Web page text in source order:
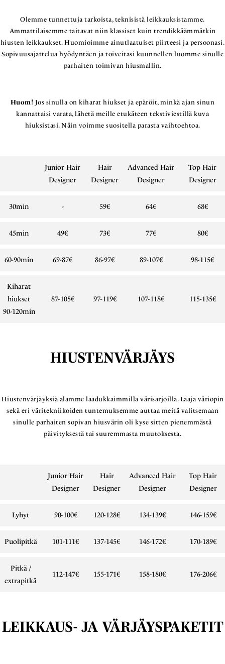
Olemme tunnettuja tarkoista, teknisistä leikkauksistamme.
Ammattilaisemme taitavat niin klassiset kuin trendikkäämmätkin
hiusten leikkaukset. Huomioimme ainutlaatuiset piirteesi ja persoonasi.
Sopivuusajattelua hyödyntäen ja toiveitasi kuunnellen luomme sinulle
parhaiten toimivan hiusmallin.
Huom! Jos sinulla on kiharat hiukset ja epäröit, minkä ajan sinun
kannattaisi varata, lähetä meille etukäteen tekstiviestillä kuva
hiuksistasi. Näin voimme suositella parasta vaihtoehtoa.
Junior Hair
Designer
Hair
Designer
Advanced Hair
Designer
Top Hair
Designer
30min - 59€ 64€ 68€
45min 49€ 73€ 77€ 80€
60-90min 69-87€ 86-97€ 89-107€ 98-115€
Kiharat
hiukset
90-120min
87-105€ 97-119€ 107-118€ 115-135€
HIUSTENVÄRJÄYS
Hiustenvärjäyksiä alamme laadukkaimmilla värisarjoilla. Laaja väriopin
sekä eri väritekniikoiden tuntemuksemme auttaa meitä valitsemaan
sinulle parhaiten sopivan hiusvärin oli kyse sitten pienemmästä
päivityksestä tai suuremmasta muutoksesta.
Junior Hair
Designer
Hair
Designer
Advanced Hair
Designer
Top Hair
Designer
Lyhyt 90-100€ 120-128€ 134-139€ 146-159€
Puolipitkä 101-111€ 137-145€ 146-172€ 170-189€
Pitkä /
extrapitkä
112-147€ 155-171€ 158-180€ 176-206€
LEIKKAUS- JA VÄRJÄYSPAKETIT